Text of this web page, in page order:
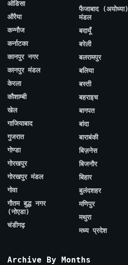
ओडिसा
औरैया
कन्नौज
कर्नाटका
कानपुर नगर
कानपुर मंडल
केरला
कौशाम्बी
खेल
गाजियाबाद
गुजरात
गोण्डा
गोरखपुर
गोरखपुर मंडल
गोवा
गौतम बुद्ध नगर
(नोएडा)
चंडीगढ़
फैजाबाद (अयोध्या)
मंडल
बदायूँ
बरेली
बलरामपुर
बलिया
बस्ती
बहराइच
बागपत
बांदा
बाराबंकी
बिज़नेस
बिजनौर
बिहार
बुलंदशहर
मणिपुर
मथुरा
मध्य प्रदेश
Archive By Months